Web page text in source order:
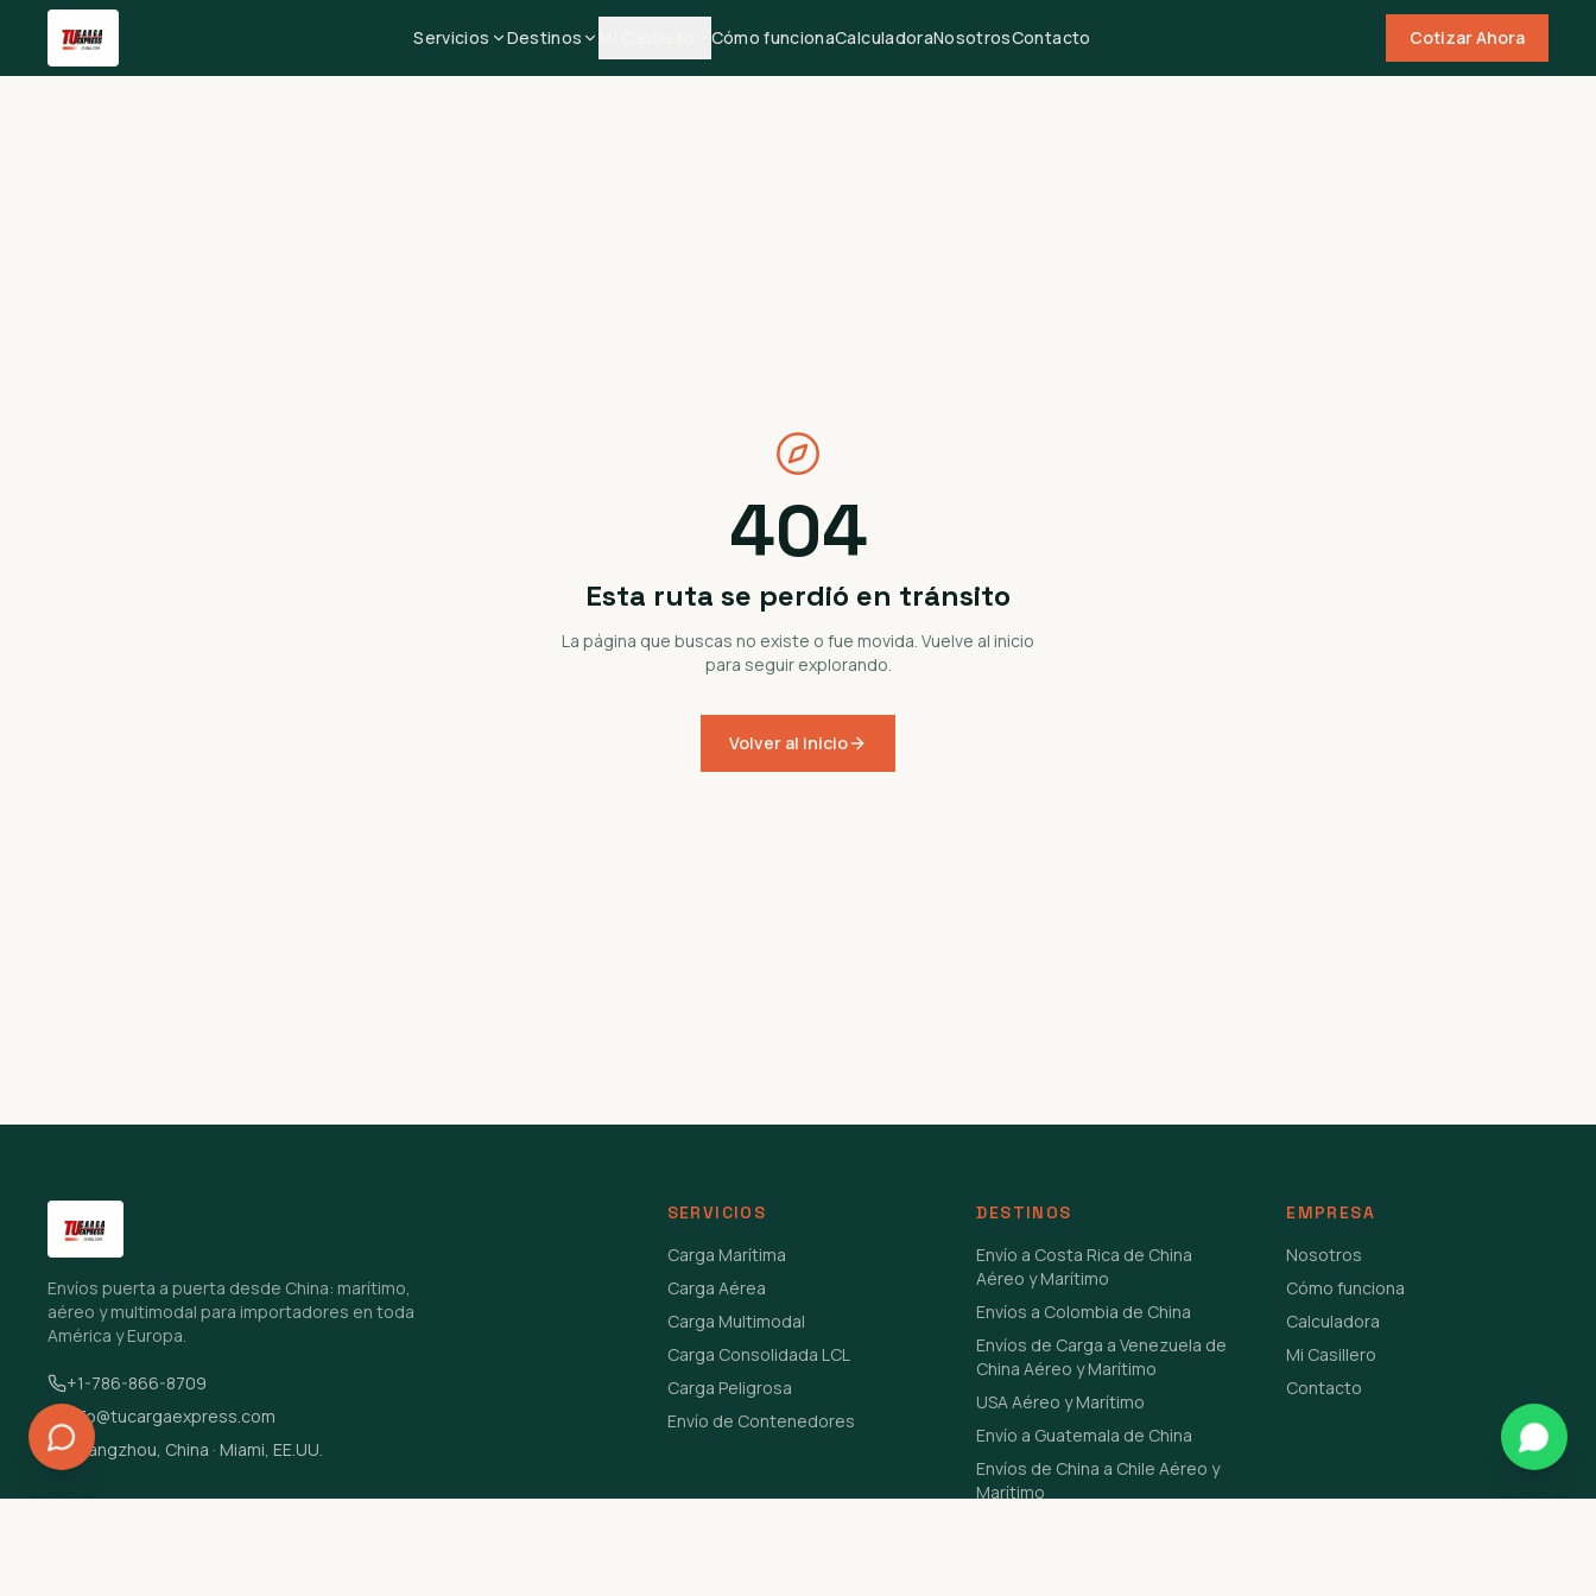
Servicios Destinos Cómo funcionaCalculadoraNosotrosContacto Cotizar Ahora
404
Esta ruta se perdió en tránsito
La página que buscas no existe o fue movida. Vuelve al inicio
para seguir explorando.
Volver al inicio
Envíos puerta a puerta desde China: marítimo,
aéreo y multimodal para importadores en toda
América y Europa.
+1-786-866-8709
info@tucargaexpress.com
Guangzhou, China · Miami, EE.UU.
SERVICIOS
Carga Marítima
Carga Aérea
Carga Multimodal
Carga Consolidada LCL
Carga Peligrosa
Envío de Contenedores
DESTINOS
Envío a Costa Rica de China
Aéreo y Marítimo
Envíos a Colombia de China
Envíos de Carga a Venezuela de
China Aéreo y Marítimo
USA Aéreo y Marítimo
Envío a Guatemala de China
Envíos de China a Chile Aéreo y
Marítimo
EMPRESA
Nosotros
Cómo funciona
Calculadora
Mi Casillero
Contacto